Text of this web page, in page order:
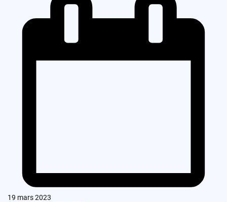
19 mars 2023